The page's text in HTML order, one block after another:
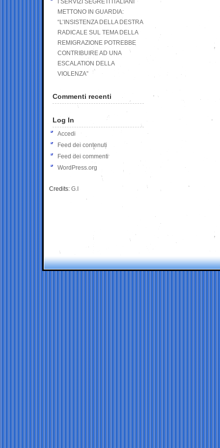
I SERVIZI SEGRETI ITALIANI
METTONO IN GUARDIA:
“L’INSISTENZA DELLA DESTRA
RADICALE SUL TEMA DELLA
REMIGRAZIONE POTREBBE
CONTRIBUIRE AD UNA
ESCALATION DELLA
VIOLENZA”
Commenti recenti
Log In
Accedi
Feed dei contenuti
Feed dei commenti
WordPress.org
Credits: G.I